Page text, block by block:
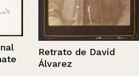
Retrato de David
Álvarez